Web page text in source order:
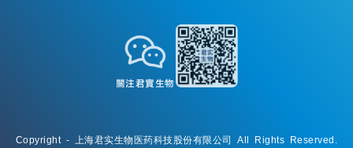
關注君實生物
Copyright - 上海君实生物医药科技股份有限公司 All Rights Reserved.